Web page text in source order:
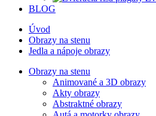
BLOG
Úvod
Obrazy na stenu
Jedla a nápoje obrazy
Obrazy na stenu
Animované a 3D obrazy
Akty obrazy
Abstraktné obrazy